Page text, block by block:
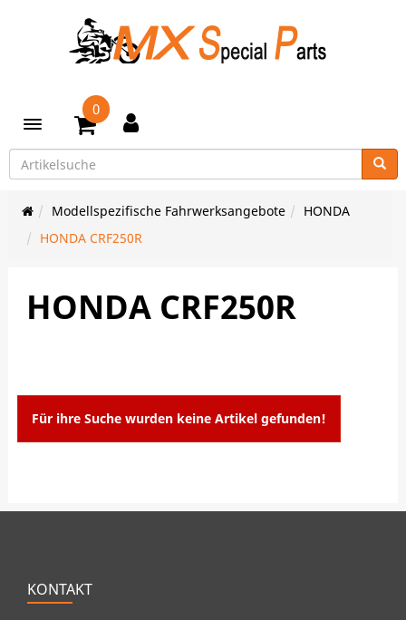
Toggle navigation
0
Modellspezifische Fahrwerksangebote
HONDA
HONDA CRF250R
HONDA CRF250R
Für ihre Suche wurden keine Artikel gefunden!
KONTAKT